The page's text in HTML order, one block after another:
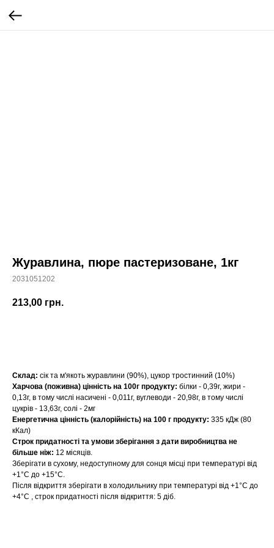
Журавлина, пюре пастеризоване, 1кг
2031051202
213,00 грн.
Склад: сік та м'якоть журавлини (90%), цукор тростинний (10%)
Харчова (поживна) цінність на 100г продукту: білки - 0,39г, жири -
0,13г, в тому числі насичені - 0,011г, вуглеводи - 20,98г, в тому числі
цукрів - 13,63г, солі - 2мг
Енергетична цінність (калорійність) на 100 г продукту: 335 кДж (80
кКал)
Строк придатності та умови зберігання з дати виробництва не
більше ніж: 12 місяців.
Зберігати в сухому, недоступному для сонця місці при температурі від
+1°С до +15°С.
Після відкриття зберігати в холодильнику при температурі від +1°С до
+4°С , строк придатності після відкриття: 5 діб.